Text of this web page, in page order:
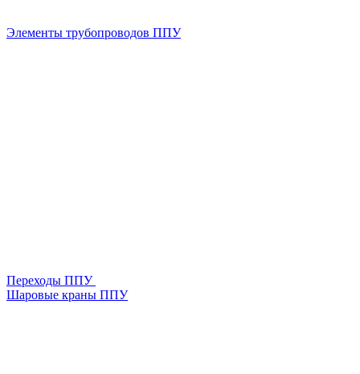
Элементы трубопроводов ППУ
Переходы ППУ
Шаровые краны ППУ